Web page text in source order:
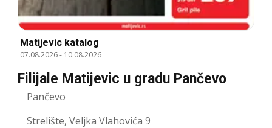
Matijevic katalog
07.08.2026- 10.08.2026
Filijale Matijevic u gradu Pančevo
Pančevo
Strelište, Veljka Vlahovića 9